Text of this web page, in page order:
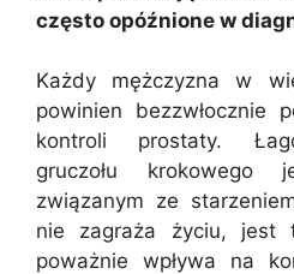
często opóźnione w
Każdy mężczyzna w
powinien bezzwłocznie
kontroli prostaty.
gruczołu krokowego
związanym ze
nie zagraża życiu, jest
poważnie wpływa na